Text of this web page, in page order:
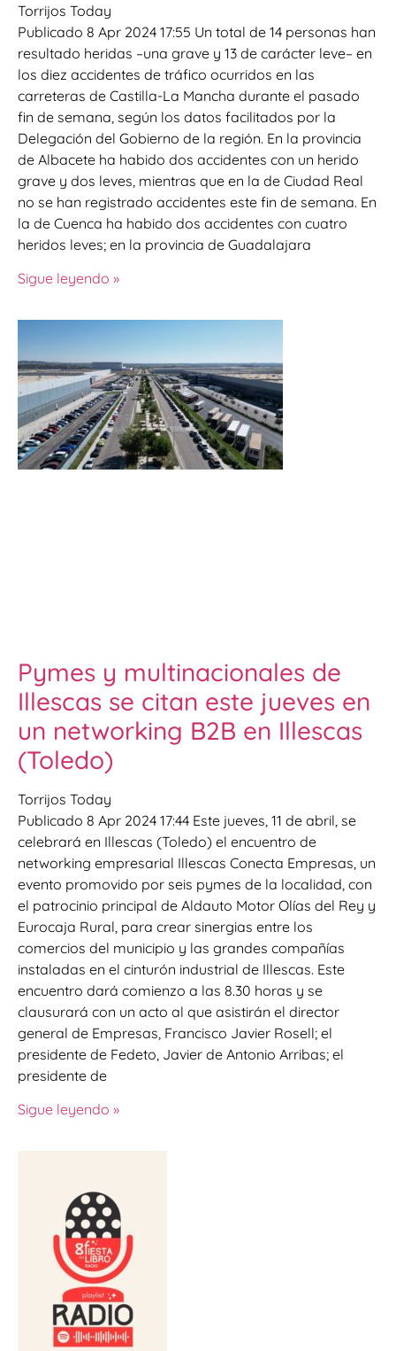
Torrijos Today
Publicado 8 Apr 2024 17:55 Un total de 14 personas han
resultado heridas –una grave y 13 de carácter leve– en
los diez accidentes de tráfico ocurridos en las
carreteras de Castilla-La Mancha durante el pasado
fin de semana, según los datos facilitados por la
Delegación del Gobierno de la región. En la provincia
de Albacete ha habido dos accidentes con un herido
grave y dos leves, mientras que en la de Ciudad Real
no se han registrado accidentes este fin de semana. En
la de Cuenca ha habido dos accidentes con cuatro
heridos leves; en la provincia de Guadalajara
Sigue leyendo »
Pymes y multinacionales de
Illescas se citan este jueves en
un networking B2B en Illescas
(Toledo)
Torrijos Today
Publicado 8 Apr 2024 17:44 Este jueves, 11 de abril, se
celebrará en Illescas (Toledo) el encuentro de
networking empresarial Illescas Conecta Empresas, un
evento promovido por seis pymes de la localidad, con
el patrocinio principal de Aldauto Motor Olías del Rey y
Eurocaja Rural, para crear sinergias entre los
comercios del municipio y las grandes compañías
instaladas en el cinturón industrial de Illescas. Este
encuentro dará comienzo a las 8.30 horas y se
clausurará con un acto al que asistirán el director
general de Empresas, Francisco Javier Rosell; el
presidente de Fedeto, Javier de Antonio Arribas; el
presidente de
Sigue leyendo »